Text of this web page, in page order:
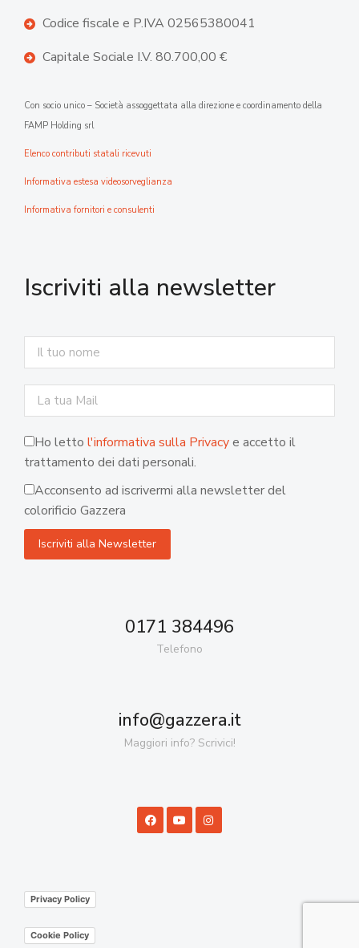
Codice fiscale e P.IVA 02565380041
Capitale Sociale I.V. 80.700,00 €
Con socio unico – Società assoggettata alla direzione e coordinamento della
FAMP Holding srl
Elenco contributi statali ricevuti
Informativa estesa videosorveglianza
Informativa fornitori e consulenti
Iscriviti alla newsletter
Ho letto l'informativa sulla Privacye accetto il
trattamento dei dati personali.
Acconsento ad iscrivermi alla newsletter del
colorificio Gazzera
0171 384496
Telefono
info@gazzera.it
Maggiori info? Scrivici!
Privacy Policy
Cookie Policy